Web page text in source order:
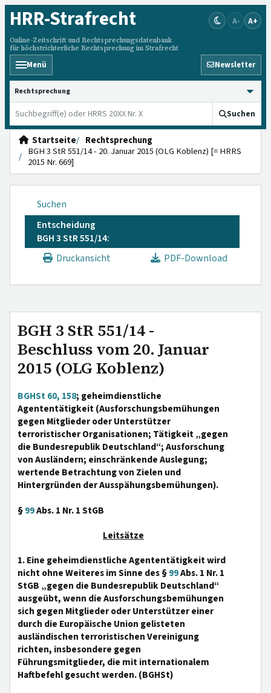
HRR-Strafrecht
Online-Zeitschrift und Rechtsprechungsdatenbank
für höchstrichterliche Rechtsprechung im Strafrecht
A- A+
Menü Newsletter
HRRS durchsuchen
Suchen
Startseite
Rechtsprechung
BGH 3 StR 551/14 - 20. Januar 2015 (OLG Koblenz) [= HRRS
2015 Nr. 669]
Suchen
Entscheidung
BGH 3 StR 551/14:
Druckansicht
PDF-Download
BGH 3 StR 551/14 -
Beschluss vom 20. Januar
2015 (OLG Koblenz)
BGHSt 60, 158; geheimdienstliche
Agententätigkeit (Ausforschungsbemühungen
gegen Mitglieder oder Unterstützer
terroristischer Organisationen; Tätigkeit „gegen
die Bundesrepublik Deutschland“; Ausforschung
von Ausländern; einschränkende Auslegung;
wertende Betrachtung von Zielen und
Hintergründen der Ausspähungsbemühungen).
§99Abs. 1 Nr. 1 StGB
Leitsätze
1. Eine geheimdienstliche Agententätigkeit wird
nicht ohne Weiteres im Sinne des §99Abs. 1 Nr. 1
StGB „gegen die Bundesrepublik Deutschland“
ausgeübt, wenn die Ausforschungsbemühungen
sich gegen Mitglieder oder Unterstützer einer
durch die Europäische Union gelisteten
ausländischen terroristischen Vereinigung
richten, insbesondere gegen
Führungsmitglieder, die mit internationalem
Haftbefehl gesucht werden. (BGHSt)